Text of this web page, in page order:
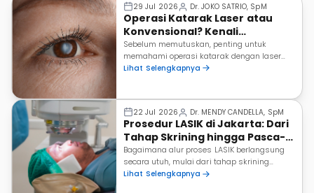
29 Jul 2026 Dr. JOKO SATRIO, SpM
Operasi Katarak Laser atau
Konvensional? Kenali
Perbedaannya Sebelum
Memilih
Sebelum memutuskan, penting untuk
memahami operasi katarak dengan laser
sama-sama bertujuan mengatasi katarak.
Lihat Selengkapnya
22 Jul 2026 Dr. MENDY CANDELLA, SpM
Prosedur LASIK di Jakarta: Dari
Tahap Skrining hingga Pasca-
Operasi
Bagaimana alur proses LASIK berlangsung
secara utuh, mulai dari tahap skrining
kelayakan hingga masa pemulihan setelah
Lihat Selengkapnya